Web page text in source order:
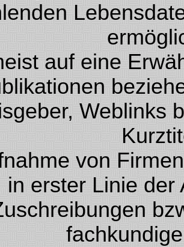
auf eine
Weblinks
von
in erster Linie der